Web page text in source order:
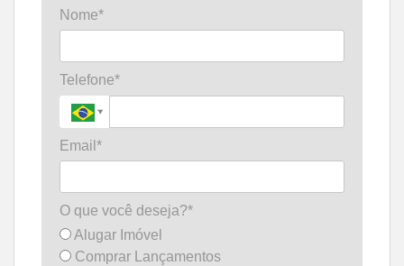
Nome*
Telefone*
Email*
O que você deseja?*
Alugar Imóvel
Comprar Lançamentos